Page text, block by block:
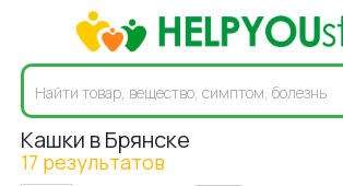
Кашки в Брянске
17 результатов